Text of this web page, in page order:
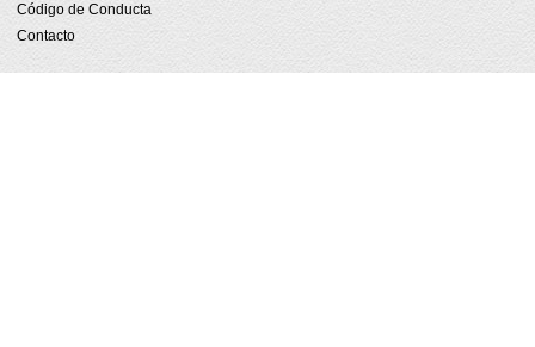
Código de Conducta
Contacto